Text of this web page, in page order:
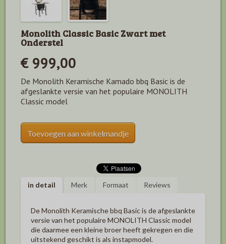
Monolith Classic Basic Zwart met
Onderstel
€ 999,00
De Monolith Keramische Kamado bbq Basic is de
afgeslankte versie van het populaire MONOLITH
Classic model
Toevoegen aan winkelmandje
in detail Merk Formaat Reviews
De Monolith Keramische bbq Basic is de afgeslankte
versie van het populaire MONOLITH Classic model
die daarmee een kleine broer heeft gekregen en die
uitstekend geschikt is als instapmodel.